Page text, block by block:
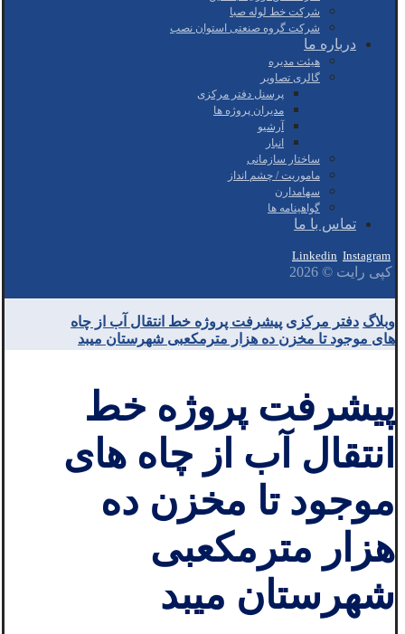
شرکت خط لوله صبا
شرکت گروه صنعتی استوان نصب
درباره ما
هیئت مدیره
گالری تصاویر
پرسنل دفتر مرکزی
مدیران پروژه ها
آرشیو
انبار
ساختار سازمانی
ماموریت / چشم انداز
سهامدارن
گواهینامه ها
تماس با ما
Linkedin Instagram
کپی رایت © 2026
وبلاگ دفتر مرکزی پیشرفت پروژه خط انتقال آب از چاه
های موجود تا مخزن ده هزار مترمکعبی شهرستان میبد
پیشرفت پروژه خط
انتقال آب از چاه های
موجود تا مخزن ده
هزار مترمکعبی
شهرستان میبد